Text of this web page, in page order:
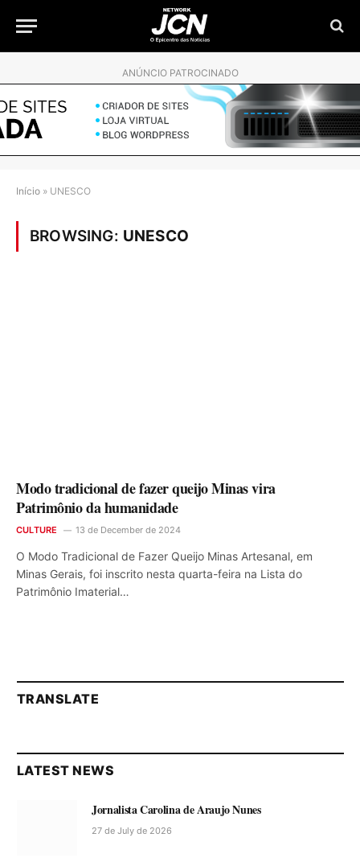
ANÚNCIO PATROCINADO
Início » UNESCO
BROWSING: UNESCO
Modo tradicional de fazer queijo Minas vira
Patrimônio da humanidade
CULTURE 13 de December de 2024
O Modo Tradicional de Fazer Queijo Minas Artesanal, em
Minas Gerais, foi inscrito nesta quarta-feira na Lista do
Patrimônio Imaterial…
TRANSLATE
LATEST NEWS
Jornalista Carolina de Araujo Nunes
27 de July de 2026